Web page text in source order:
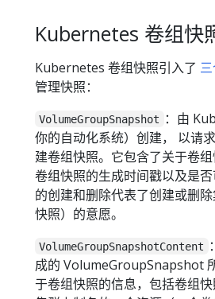
Kubernetes 卷组快
Kubernetes 卷组快照引入了
管理快照：
VolumeGroupSnapshot
：由
你的自动化系统）创建， 以请
建卷组快照。它包含了关于卷
卷组快照的生成时间戳以及是
的创建和删除代表了创建或删
快照）的意愿。
VolumeGroupSnapshotContent
成的 VolumeGroupSnapshot
于卷组快照的信息，包括卷组